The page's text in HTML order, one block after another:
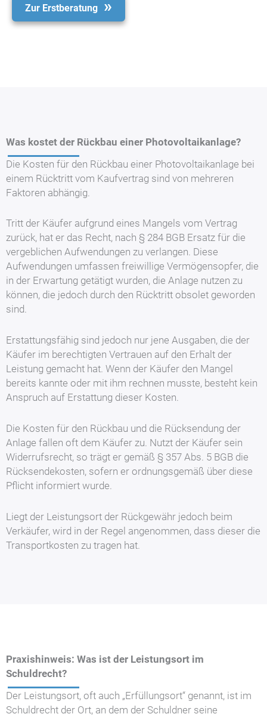
Zur Erstberatung
Was kostet der Rückbau einer Photovoltaikanlage?
Die Kosten für den Rückbau einer Photovoltaikanlage bei
einem Rücktritt vom Kaufvertrag sind von mehreren
Faktoren abhängig.
Tritt der Käufer aufgrund eines Mangels vom Vertrag
zurück, hat er das Recht, nach § 284 BGB Ersatz für die
vergeblichen Aufwendungen zu verlangen. Diese
Aufwendungen umfassen freiwillige Vermögensopfer, die
in der Erwartung getätigt wurden, die Anlage nutzen zu
können, die jedoch durch den Rücktritt obsolet geworden
sind.
Erstattungsfähig sind jedoch nur jene Ausgaben, die der
Käufer im berechtigten Vertrauen auf den Erhalt der
Leistung gemacht hat. Wenn der Käufer den Mangel
bereits kannte oder mit ihm rechnen musste, besteht kein
Anspruch auf Erstattung dieser Kosten.
Die Kosten für den Rückbau und die Rücksendung der
Anlage fallen oft dem Käufer zu. Nutzt der Käufer sein
Widerrufsrecht, so trägt er gemäß § 357 Abs. 5 BGB die
Rücksendekosten, sofern er ordnungsgemäß über diese
Pflicht informiert wurde.
Liegt der Leistungsort der Rückgewähr jedoch beim
Verkäufer, wird in der Regel angenommen, dass dieser die
Transportkosten zu tragen hat.
Praxishinweis: Was ist der Leistungsort im
Schuldrecht?
Der Leistungsort, oft auch „Erfüllungsort“ genannt, ist im
Schuldrecht der Ort, an dem der Schuldner seine